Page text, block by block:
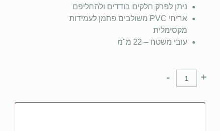
ניתן לפרק חלקים בודדים ולהחליפם
אריחי PVC משולבים פחמן לעמידות
מקסימלית
עובי משטח – 22 מ"מ
+
-